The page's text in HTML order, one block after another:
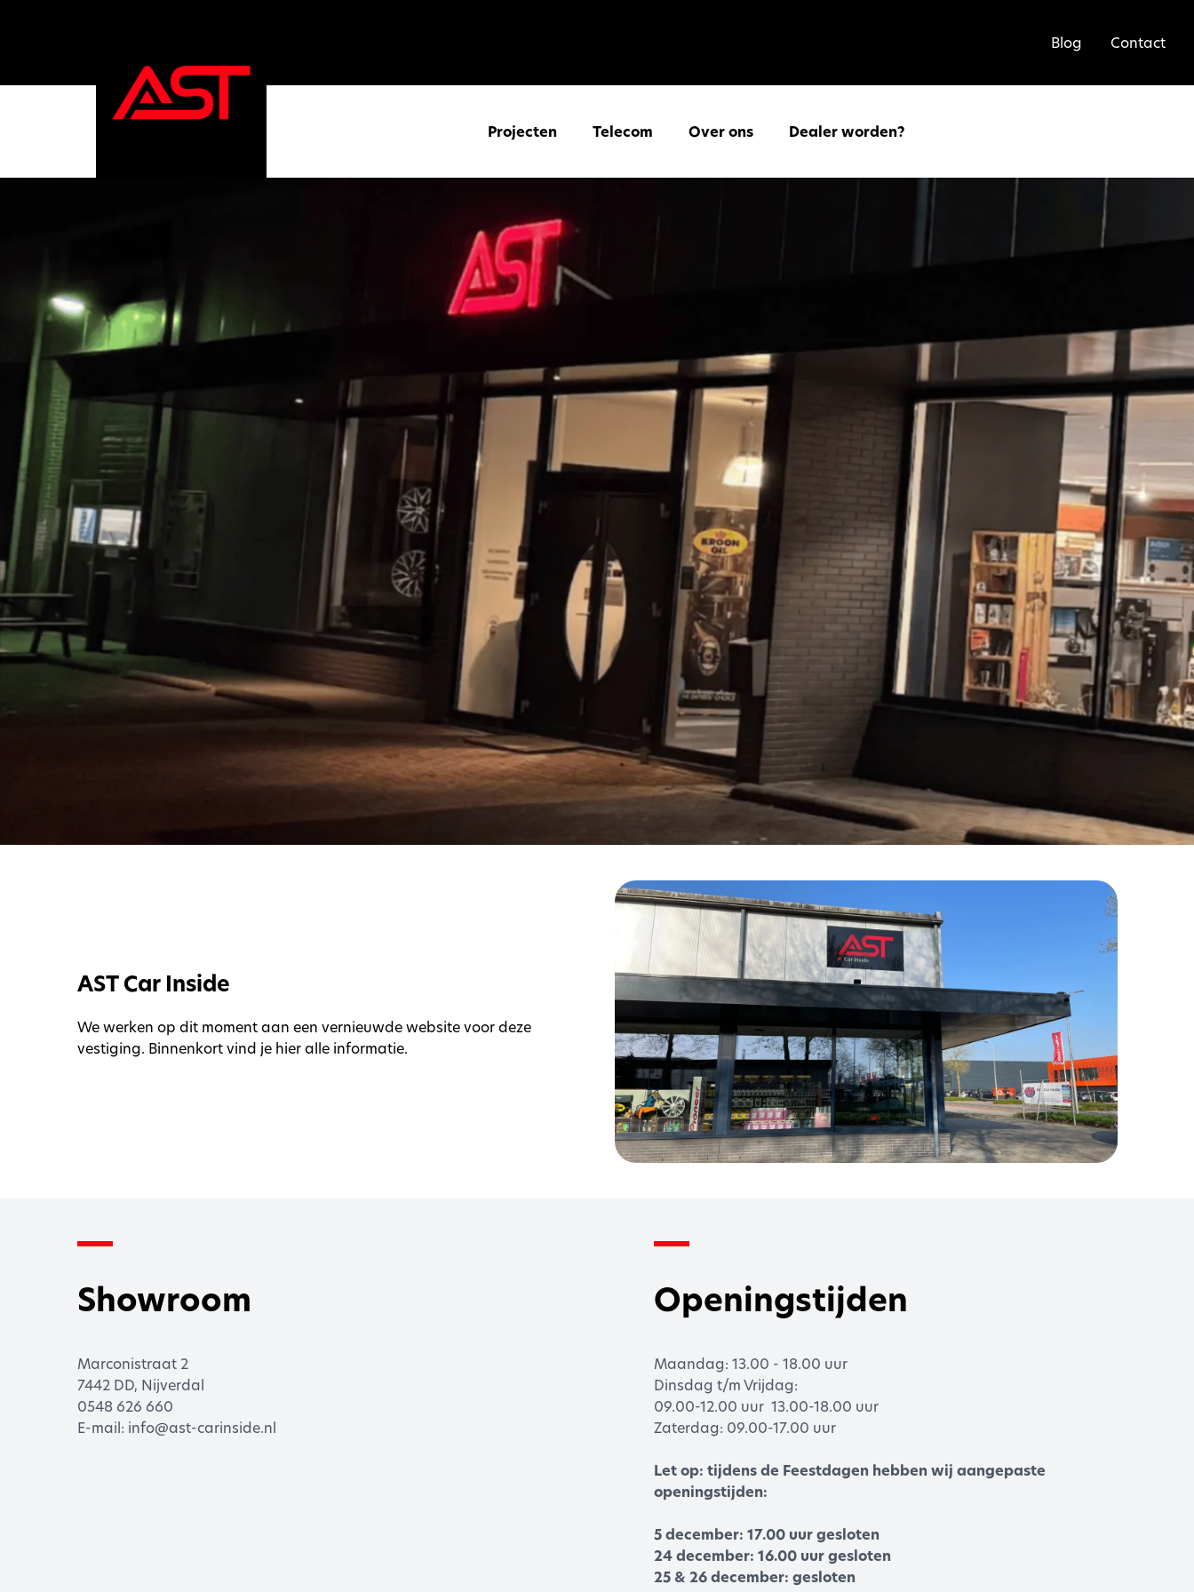
Blog Contact
Projecten Telecom Over ons Dealer worden?
AST Car Inside
We werken op dit moment aan een vernieuwde website voor deze
vestiging. Binnenkort vind je hier alle informatie.
Showroom
Marconistraat 2
7442 DD, Nijverdal
0548 626 660
E-mail: info@ast-carinside.nl
Openingstijden
Maandag: 13.00 - 18.00 uur
Dinsdag t/m Vrijdag:
09.00-12.00 uur 13.00-18.00 uur
Zaterdag: 09.00-17.00 uur
Let op: tijdens de Feestdagen hebben wij aangepaste
openingstijden:
5 december: 17.00 uur gesloten
24 december: 16.00 uur gesloten
25 & 26 december: gesloten